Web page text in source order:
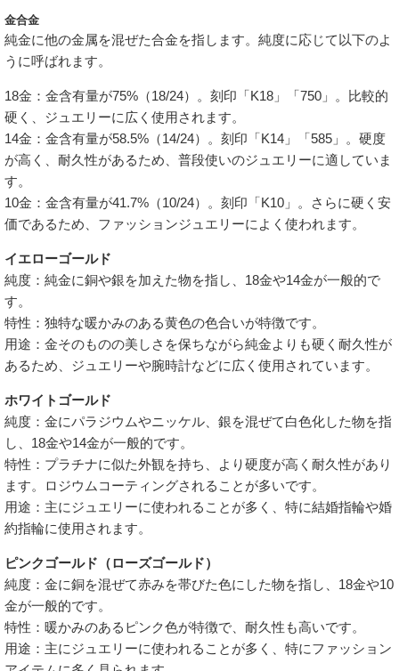
金合金
純金に他の金属を混ぜた合金を指します。純度に応じて以下のよ
うに呼ばれます。
18金：金含有量が75%（18/24）。刻印「K18」「750」。比較的
硬く、ジュエリーに広く使用されます。
14金：金含有量が58.5%（14/24）。刻印「K14」「585」。硬度
が高く、耐久性があるため、普段使いのジュエリーに適していま
す。
10金：金含有量が41.7%（10/24）。刻印「K10」。さらに硬く安
価であるため、ファッションジュエリーによく使われます。
イエローゴールド
純度：純金に銅や銀を加えた物を指し、18金や14金が一般的で
す。
特性：独特な暖かみのある黄色の色合いが特徴です。
用途：金そのものの美しさを保ちながら純金よりも硬く耐久性が
あるため、ジュエリーや腕時計などに広く使用されています。
ホワイトゴールド
純度：金にパラジウムやニッケル、銀を混ぜて白色化した物を指
し、18金や14金が一般的です。
特性：プラチナに似た外観を持ち、より硬度が高く耐久性があり
ます。ロジウムコーティングされることが多いです。
用途：主にジュエリーに使われることが多く、特に結婚指輪や婚
約指輪に使用されます。
ピンクゴールド（ローズゴールド）
純度：金に銅を混ぜて赤みを帯びた色にした物を指し、18金や10
金が一般的です。
特性：暖かみのあるピンク色が特徴で、耐久性も高いです。
用途：主にジュエリーに使われることが多く、特にファッション